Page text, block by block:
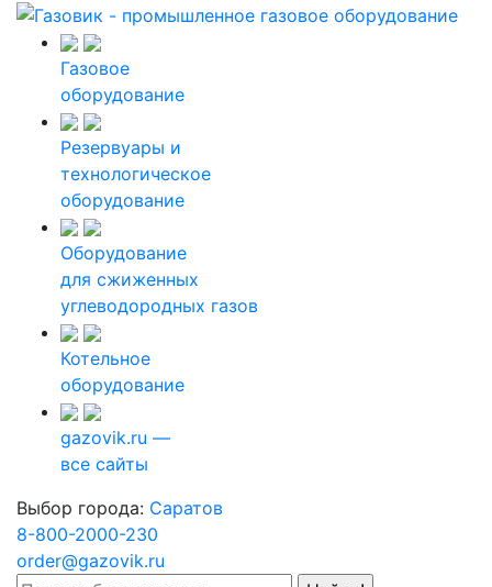
Газовое
оборудование
Резервуары и
технологическое
оборудование
Оборудование
для сжиженных
углеводородных газов
Котельное
оборудование
gazovik.ru —
все сайты
Выбор города: Саратов
8-800-2000-230
order@gazovik.ru